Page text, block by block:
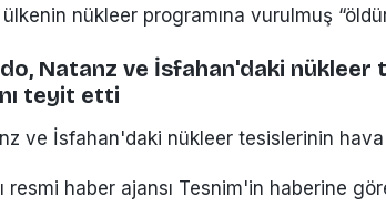
ülkenin nükleer programına vurulmuş
Natanz ve İsfahan'daki nükleer
teyit etti
ve İsfahan'daki nükleer tesislerinin hava
resmi haber ajansı Tesnim'in haberine